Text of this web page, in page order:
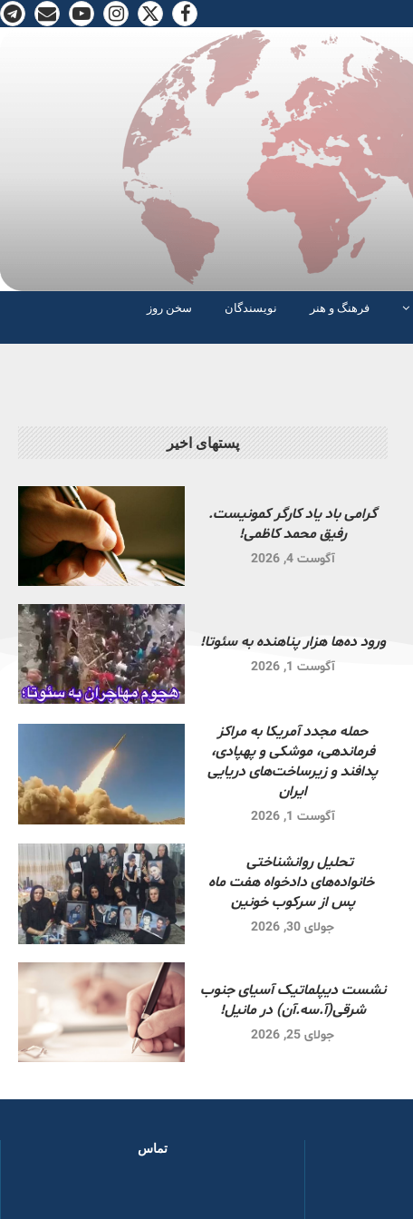
فرهنگ و هنر نویسندگان
سخن روز
پستهای اخیر
گرامی باد یاد کارگر کمونیست.
رفیق محمد کاظمی!
آگوست 4, 2026
ورود ده‌ها هزار پناهنده به سئوتا!
آگوست 1, 2026
حمله مجدد آمریکا به مراکز
فرماندهی، موشکی و پهپادی،
پدافند و زیرساخت‌های دریایی
ایران
آگوست 1, 2026
تحلیل روانشناختی
خانواده‌های دادخواه هفت ماه
پس از سرکوب خونین
جولای 30, 2026
نشست دیپلماتیک آسیای جنوب
شرقی‌(آ.سه.آن) در مانیل!
جولای 25, 2026
تماس